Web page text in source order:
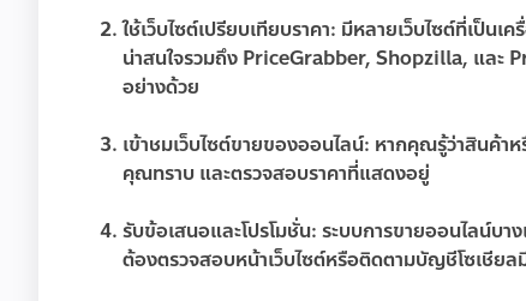
ใช้เว็บไซต์เปรียบเทียบราคา: มีหลายเว็บไซต์ที่เป็นเ
น่าสนใจรวมถึง PriceGrabber, Shopzilla, และ
อย่างด้วย
เข้าชมเว็บไซต์ขายของออนไลน์: หากคุณรู้ว่าสินค้า
คุณทราบ และตรวจสอบราคาที่แสดงอยู่
รับข้อเสนอและโปรโมชั่น: ระบบการขายออนไลน์บา
ต้องตรวจสอบหน้าเว็บไซต์หรือติดตามบัญชีโซเชียล